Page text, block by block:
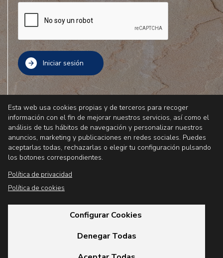
¿NUEVO USUARIO? Click aquí
Información y soporte técnicoinfo@cmedc.net
Esta web usa cookies propias y de terceros para recoger
información con el fin de mejorar nuestros servicios, así como el
análisis de tus hábitos de navegación y personalizar nuestros
anuncios, marketing y publicaciones en redes sociales. Puedes
aceptarlas todas, rechazarlas o elegir tu configuración pulsando
los botones correspondientes.
Política de privacidad
Política de cookies
Configurar Cookies
Denegar Todas